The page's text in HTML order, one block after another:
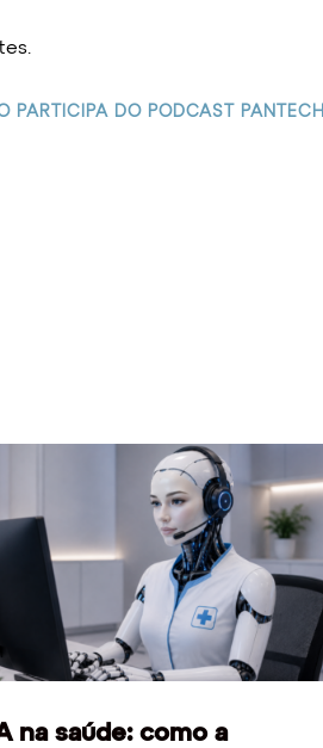
PARTICIPA DO PODCAST PANTECH
na saúde: como a